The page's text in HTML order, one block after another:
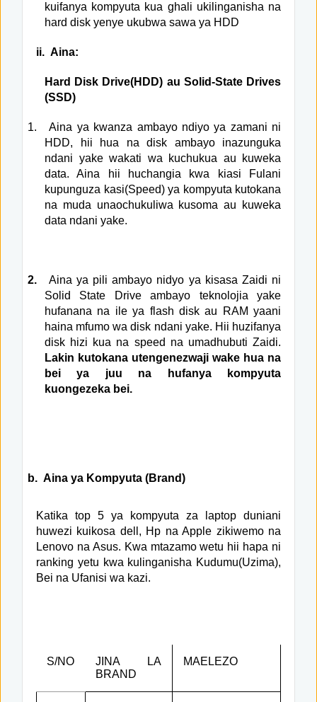
kuifanya kompyuta kua ghali ukilinganisha na
hard disk yenye ukubwa sawa ya HDD
ii. Aina:
Hard Disk Drive(HDD) au Solid-State Drives
(SSD)
1.
Aina ya kwanza ambayo ndiyo ya zamani ni
HDD, hii hua na disk ambayo inazunguka
ndani yake wakati wa kuchukua au kuweka
data. Aina hii huchangia kwa kiasi Fulani
kupunguza kasi(Speed) ya kompyuta kutokana
na muda unaochukuliwa kusoma au kuweka
data ndani yake.
2.
Aina ya pili ambayo nidyo ya kisasa Zaidi ni
Solid State Drive ambayo teknolojia yake
hufanana na ile ya flash disk au RAM yaani
haina mfumo wa disk ndani yake. Hii huzifanya
disk hizi kua na speed na umadhubuti Zaidi.
Lakin kutokana utengenezwaji wake hua na
bei ya juu na hufanya kompyuta
kuongezeka bei.
b. Aina ya Kompyuta (Brand)
Katika top 5 ya kompyuta za laptop duniani
huwezi kuikosa dell, Hp na Apple zikiwemo na
Lenovo na Asus. Kwa mtazamo wetu hii hapa ni
ranking yetu kwa kulinganisha Kudumu(Uzima),
Bei na Ufanisi wa kazi.
S/NO
JINA LA
BRAND
MAELEZO